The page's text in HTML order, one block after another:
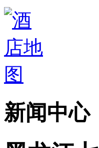
新闻中心